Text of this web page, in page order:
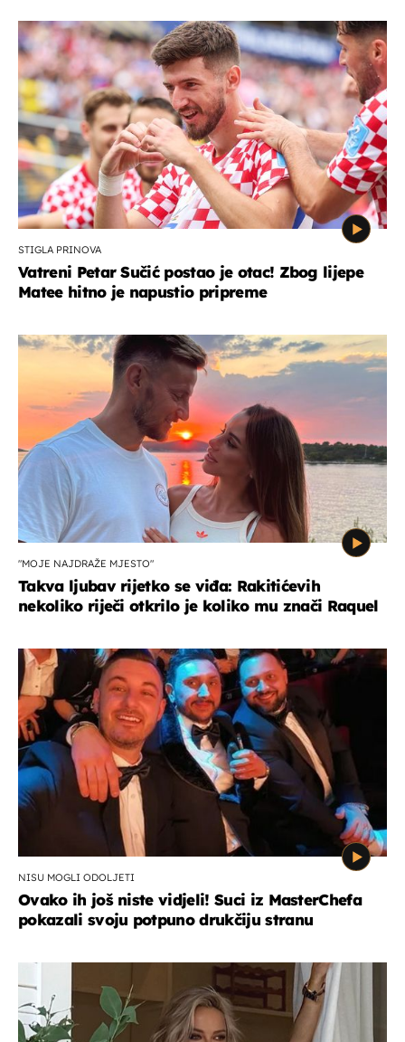
STIGLA PRINOVA
Vatreni Petar Sučić postao je otac! Zbog lijepe
Matee hitno je napustio pripreme
"MOJE NAJDRAŽE MJESTO"
Takva ljubav rijetko se viđa: Rakitićevih
nekoliko riječi otkrilo je koliko mu znači Raquel
NISU MOGLI ODOLJETI
Ovako ih još niste vidjeli! Suci iz MasterChefa
pokazali svoju potpuno drukčiju stranu